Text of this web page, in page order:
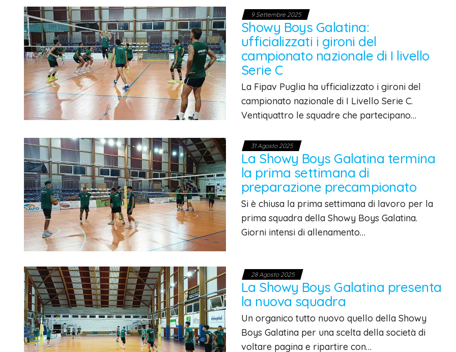
9 Settembre 2025
Showy Boys Galatina:
ufficializzati i gironi del
campionato nazionale di I livello
Serie C
La Fipav Puglia ha ufficializzato i gironi del
campionato nazionale di I Livello Serie C.
Ventiquattro le squadre che partecipano…
31 Agosto 2025
La Showy Boys Galatina termina
la prima settimana di
preparazione precampionato
Si è chiusa la prima settimana di lavoro per la
prima squadra della Showy Boys Galatina.
Giorni intensi di allenamento…
28 Agosto 2025
La Showy Boys Galatina presenta
la nuova squadra
Un organico tutto nuovo quello della Showy
Boys Galatina per una scelta della società di
voltare pagina e ripartire con…